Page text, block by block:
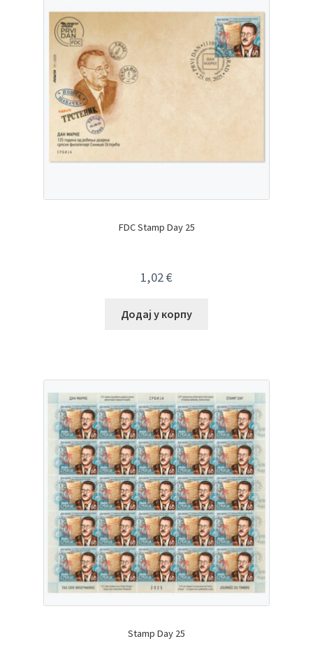
FDC Stamp Day 25
1,02€
Додај у корпу
Stamp Day 25